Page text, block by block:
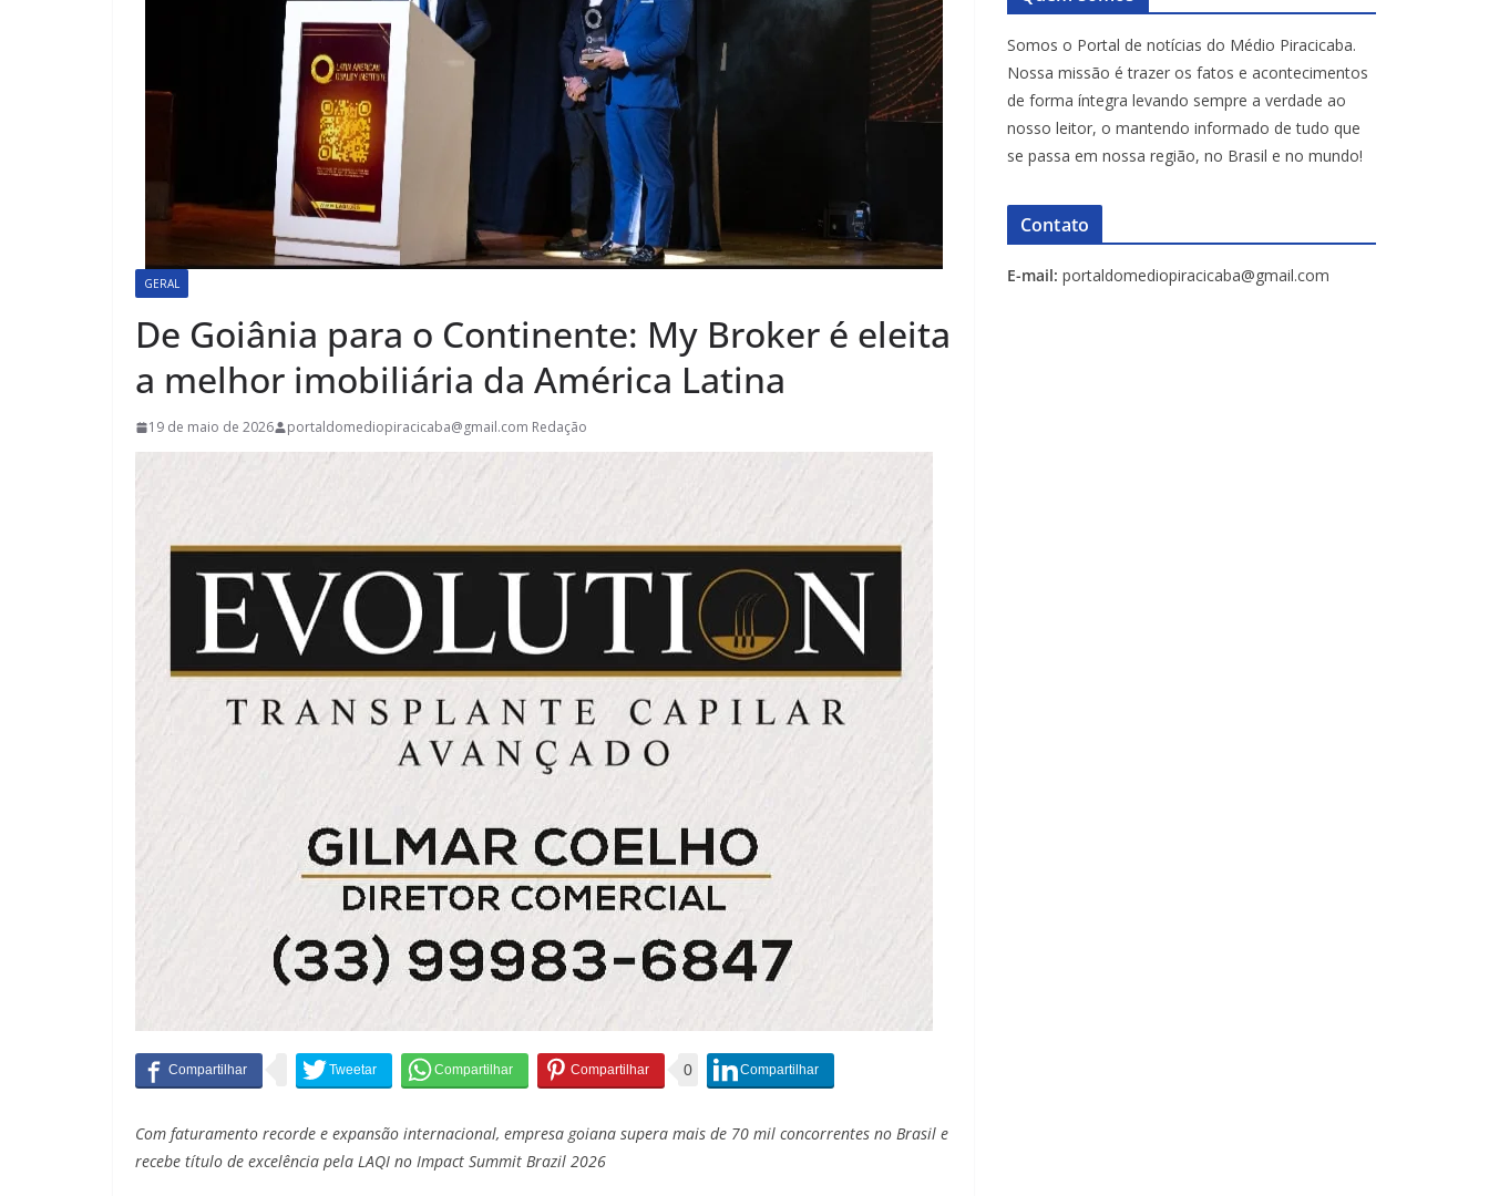
GERAL
De Goiânia para o Continente: My Broker é eleita
a melhor imobiliária da América Latina
19 de maio de 2026 portaldomediopiracicaba@gmail.com Redação
0
Com faturamento recorde e expansão internacional, empresa goiana supera mais de 70 mil concorrentes no Brasil e
recebe título de excelência pela LAQI no Impact Summit Brazil 2026
Somos o Portal de notícias do Médio Piracicaba.
Nossa missão é trazer os fatos e acontecimentos
de forma íntegra levando sempre a verdade ao
nosso leitor, o mantendo informado de tudo que
se passa em nossa região, no Brasil e no mundo!
Contato
E-mail: portaldomediopiracicaba@gmail.com